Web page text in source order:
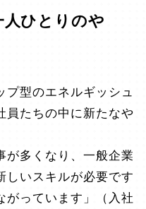
人ひとりのや
型のエネルギッシュ
員たちの中に新たなや
多くなり、一般企業
しいスキルが必要です
がっています」（入社